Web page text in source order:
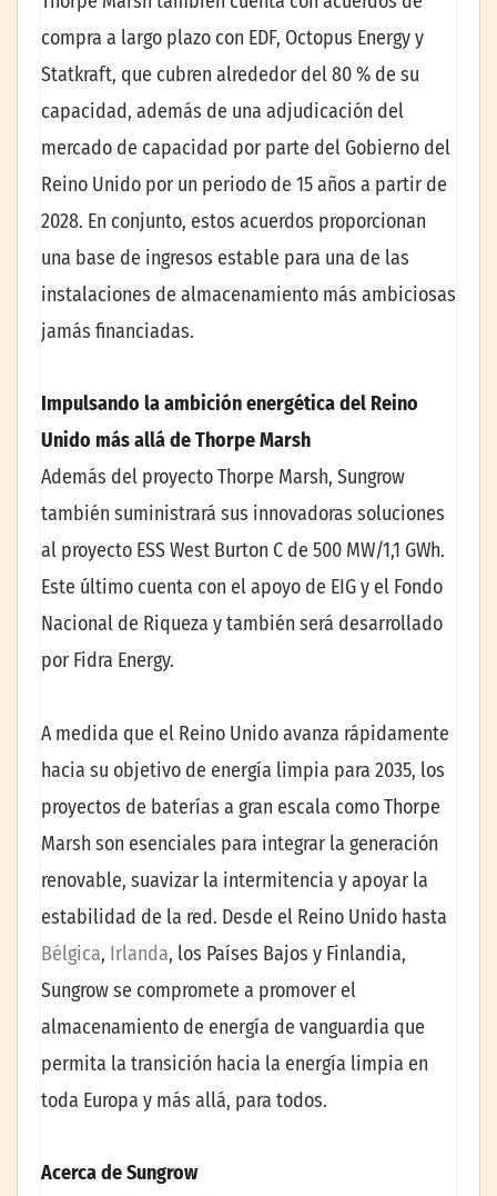
compra a largo plazo con EDF, Octopus Energy y
Statkraft, que cubren alrededor del 80 % de su
capacidad, además de una adjudicación del
mercado de capacidad por parte del Gobierno del
Reino Unido por un periodo de 15 años a partir de
2028. En conjunto, estos acuerdos proporcionan
una base de ingresos estable para una de las
instalaciones de almacenamiento más ambiciosas
jamás financiadas.
Impulsando la ambición energética del Reino
Unido más allá de Thorpe Marsh
Además del proyecto Thorpe Marsh, Sungrow
también suministrará sus innovadoras soluciones
al proyecto ESS West Burton C de 500 MW/1,1 GWh.
Este último cuenta con el apoyo de EIG y el Fondo
Nacional de Riqueza y también será desarrollado
por Fidra Energy.
A medida que el Reino Unido avanza rápidamente
hacia su objetivo de energía limpia para 2035, los
proyectos de baterías a gran escala como Thorpe
Marsh son esenciales para integrar la generación
renovable, suavizar la intermitencia y apoyar la
estabilidad de la red. Desde el Reino Unido hasta
Bélgica, Irlanda, los Países Bajos y Finlandia,
Sungrow se compromete a promover el
almacenamiento de energía de vanguardia que
permita la transición hacia la energía limpia en
toda Europa y más allá, para todos.
Acerca de Sungrow